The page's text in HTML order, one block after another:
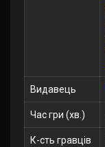
Видавець
Час гри (хв.)
К-сть гравців